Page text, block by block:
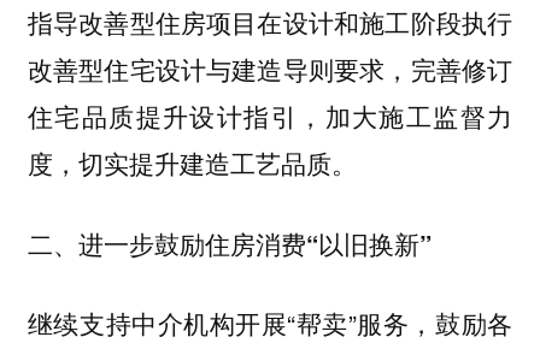
指导改善型住房项目在设计和施工阶段执行
改善型住宅设计与建造导则要求，完善修订
住宅品质提升设计指引，加大施工监督力
度，切实提升建造工艺品质。
二、进一步鼓励住房消费“以旧换新”
继续支持中介机构开展“帮卖”服务，鼓励各